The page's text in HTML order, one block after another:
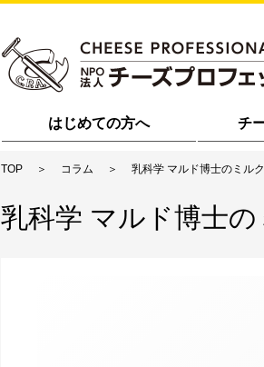
はじめての方へ チ
TOP コラム 乳科学 マルド博士のミル
乳科学 マルド博士の